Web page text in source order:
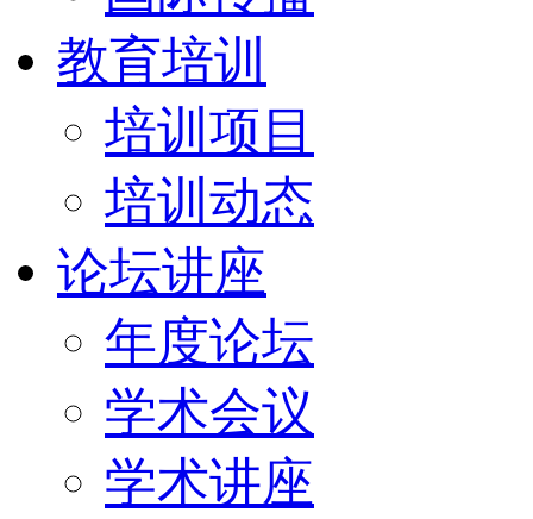
教育培训
培训项目
培训动态
论坛讲座
年度论坛
学术会议
学术讲座